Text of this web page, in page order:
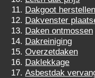
Dakgoot herstellen
Dakvenster
Daken ontmossen
Dakreiniging
Overzetdaken
Daklekkage
Asbestdak